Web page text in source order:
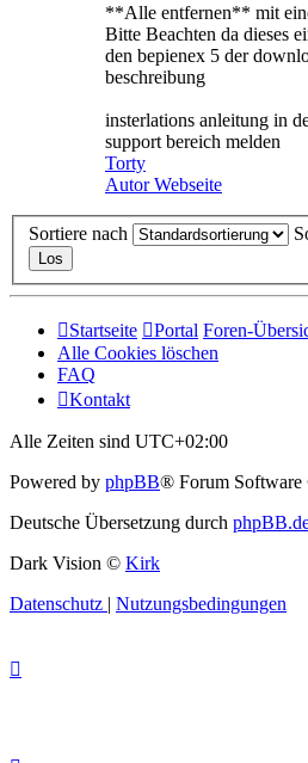
**Alle entfernen** mit
Bitte Beachten da dieses
den bepienex 5 der
beschreibung
insterlations anleitung in
support bereich melden
Torty
Autor Webseite
Sortiere nach
Startseite Portal Foren-
Alle Cookies löschen
FAQ
Kontakt
Alle Zeiten sind UTC+02:00
Powered by phpBB® Forum
Deutsche Übersetzung durch
Dark Vision © Kirk
Datenschutz | Nutzungsbedingungen